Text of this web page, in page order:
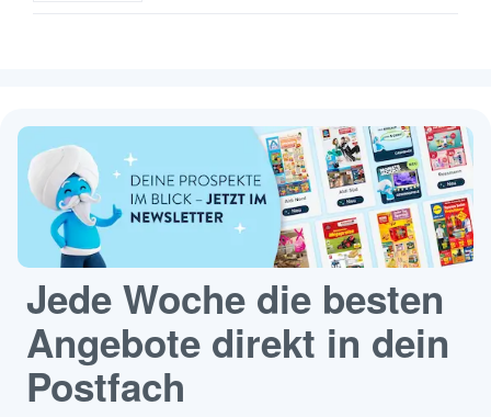
Jede Woche die besten
Angebote direkt in dein
Postfach